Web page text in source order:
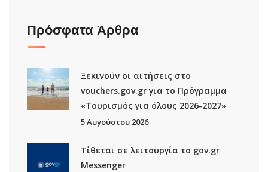
Πρόσφατα Άρθρα
Ξεκινούν οι αιτήσεις στο
vouchers.gov.gr για το Πρόγραμμα
«Τουρισμός για όλους 2026-2027»
5 Αυγούστου 2026
Τίθεται σε λειτουργία το gov.gr
Μessenger